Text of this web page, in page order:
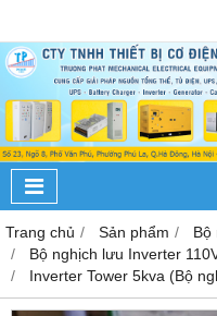
Trang chủ Sản phẩm
Bộ
Bộ nghịch lưu Inverter
Inverter Tower 5kva (Bộ